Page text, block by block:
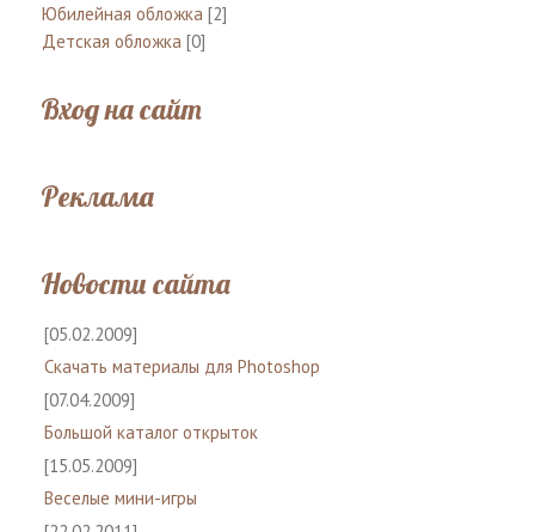
Юбилейная обложка [2]
Детская обложка [0]
Вход на сайт
Реклама
Новости сайта
[05.02.2009]
Скачать материалы для Photoshop
[07.04.2009]
Большой каталог открыток
[15.05.2009]
Веселые мини-игры